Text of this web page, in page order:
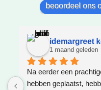
beoordeel ons
idemargreet
1 maand geleden
Na eerder een
hebben geplaatst,